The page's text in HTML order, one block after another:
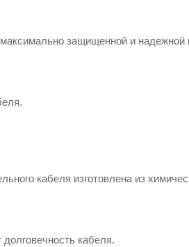
защищенной и
кабеля изготовлена из
кабеля.